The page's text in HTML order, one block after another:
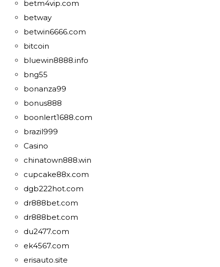
betm4vip.com
betway
betwin6666.com
bitcoin
bluewin8888.info
bng55
bonanza99
bonus888
boonlert1688.com
brazil999
Casino
chinatown888.win
cupcake88x.com
dgb222hot.com
dr888bet.com
dr888bet.com
du2477.com
ek4567.com
erisauto.site